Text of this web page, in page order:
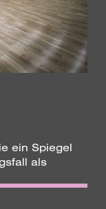
ein Spiegel
als